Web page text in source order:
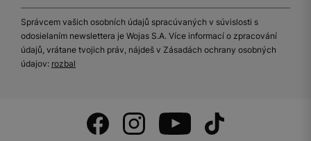
Správcem vašich osobních údajů spracúvaných v súvislosti s
odosielaním newslettera je Wojas S.A. Více informací o zpracování
údajů, vrátane tvojich práv, nájdeš v Zásadách ochrany osobných
údajov: rozbal